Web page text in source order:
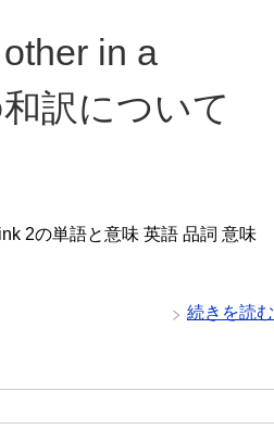
in a
訳について
2の単語と意味 英語 品詞 意味
続きを読む